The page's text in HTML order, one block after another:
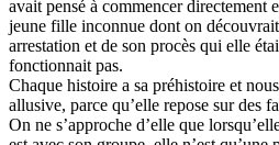
avait pensé à commencer directement
jeune fille inconnue dont on
arrestation et de son procès qui elle
fonctionnait pas.
Chaque histoire a sa préhistoire et
allusive, parce qu’elle repose sur des
On ne s’approche d’elle que